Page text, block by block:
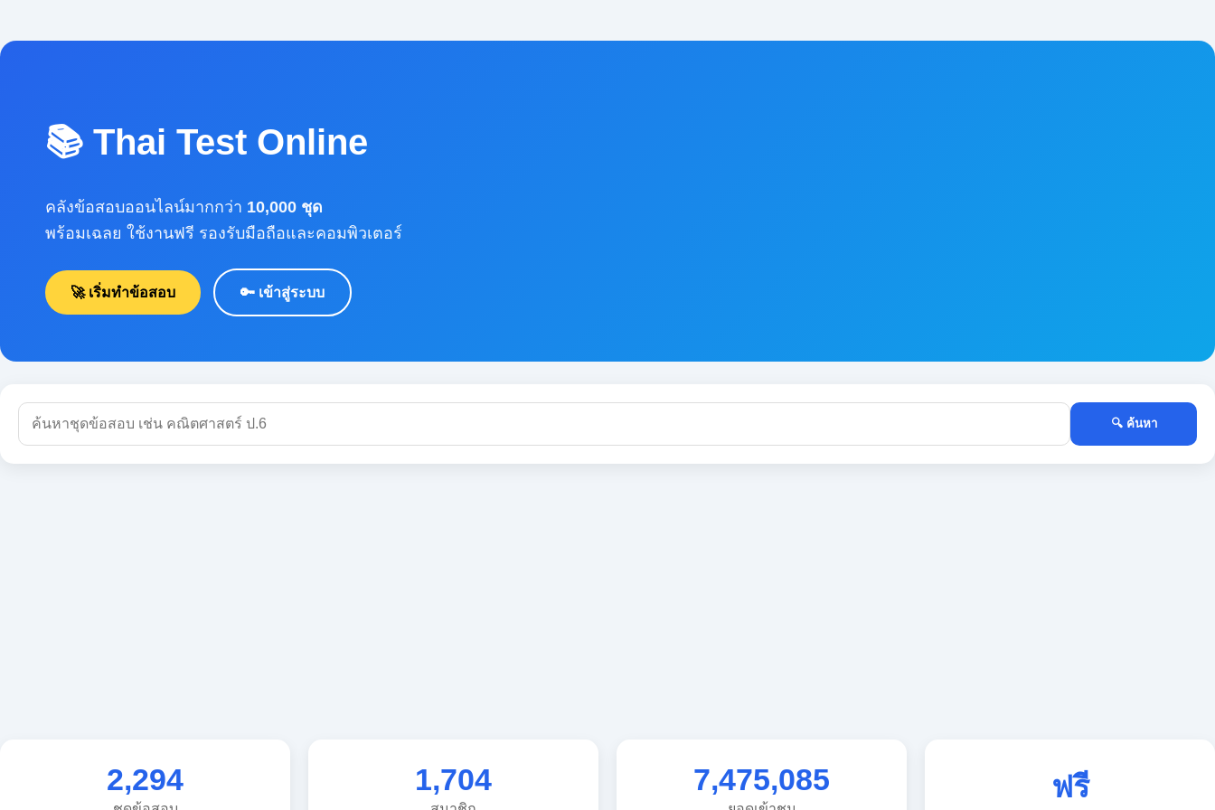
📚 Thai Test Online
คลังข้อสอบออนไลน์มากกว่า10,000 ชุด
พร้อมเฉลย ใช้งานฟรี รองรับมือถือและคอมพิวเตอร์
🚀 เริ่มทำข้อสอบ 🔑 เข้าสู่ระบบ
2,294
ชุดข้อสอบ
1,704
สมาชิก
7,475,085
ยอดเข้าชม
ฟรี
ใช้งานตลอด 24 ชั่วโมง